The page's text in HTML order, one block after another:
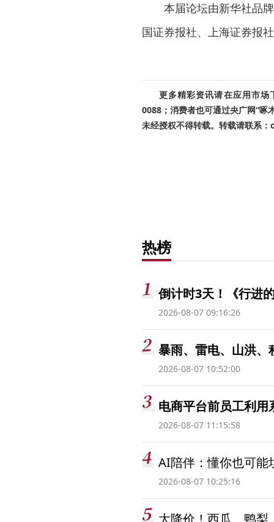
本届论坛由新华社品
国证券报社、上海证券报
更多精彩资讯请在应用市场
0088；消费者也可通过央广网“啄
未经授权不得转载。转载请联系
热榜
倒计时3天！《行进
2026-08-07 09:16:26
暴雨、雷电、山洪、
2026-08-07 10:52:00
电商平台前员工利用
2026-08-07 11:15:58
AI陪伴：懂你也可能
2026-08-07 10:25:16
大降价！西瓜、鸭